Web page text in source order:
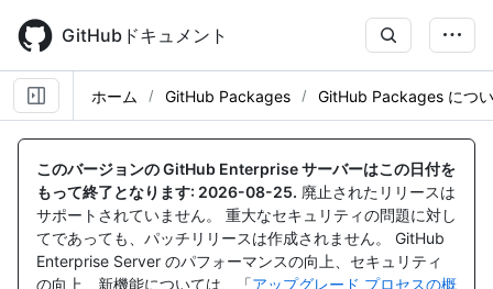
main
content
GitHubドキュメント
ホーム GitHub Packages GitHub Packages につ
このバージョンの GitHub Enterprise サーバーはこの日付を
もって終了となります: 2026-08-25. 廃止されたリリースは
サポートされていません。 重大なセキュリティの問題に対し
てであっても、パッチリリースは作成されません。 GitHub
Enterprise Server のパフォーマンスの向上、セキュリティ
の向上、新機能については、「アップグレード プロセスの概